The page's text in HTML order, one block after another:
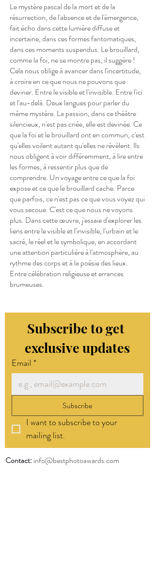
Le mystère pascal de la mort et de la
résurrection, de l'absence et de l'émergence,
fait écho dans cette lumière diffuse et
incertaine, dans ces formes fantomatiques,
dans ces moments suspendus. Le brouillard,
comme la foi, ne se montre pas, il suggère !
Cela nous oblige à avancer dans l'incertitude,
à croire en ce que nous ne pouvons que
deviner. Entre le visible et l'invisible. Entre l'ici
et l'au-delà. Deux langues pour parler du
même mystère. La passion, dans ce théâtre
silencieux, n'est pas criée, elle est devinée. Ce
que la foi et le brouillard ont en commun, c'est
qu'elles voilent autant qu'elles ne révèlent. Ils
nous obligent à voir différemment, à lire entre
les formes, à ressentir plus que de
comprendre. Un voyage entre ce que la foi
expose et ce que le brouillard cache. Parce
que parfois, ce n'est pas ce que vous voyez qui
vous secoue. C'est ce que nous ne voyons
plus. Dans cette œuvre, j'essaie d'explorer les
liens entre le visible et l'invisible, l'urbain et le
sacré, le réel et le symbolique, en accordant
une attention particulière à l'atmosphère, au
rythme des corps et à la poésie des lieux.
Entre célébration religieuse et errances
brumeuses.
Subscribe to get
exclusive updates
Email*
Subscribe
I want to subscribe to your
mailing list.
Contact:info@bestphotoawards.com